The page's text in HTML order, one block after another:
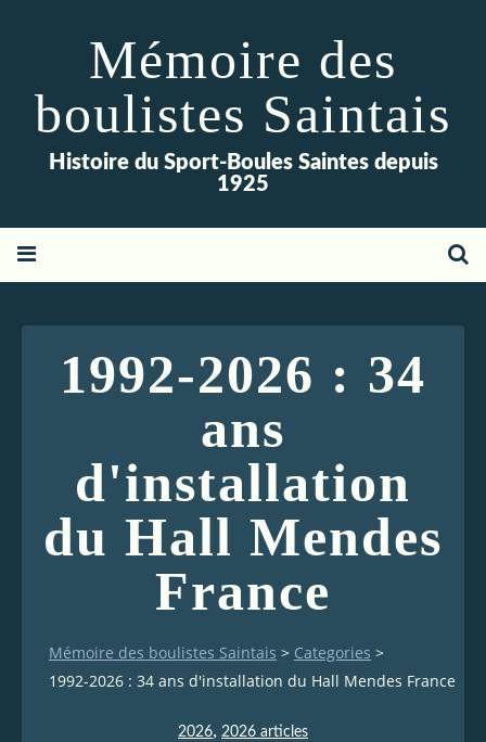
Mémoire des
boulistes Saintais
Histoire du Sport-Boules Saintes depuis
1925
1992-2026 : 34
ans
d'installation
du Hall Mendes
France
Mémoire des boulistes Saintais > Categories >
1992-2026 : 34 ans d'installation du Hall Mendes France
2026, 2026 articles